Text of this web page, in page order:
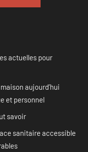
actuelles pour
aujourd’hui
et personnel
savoir
sanitaire accessible